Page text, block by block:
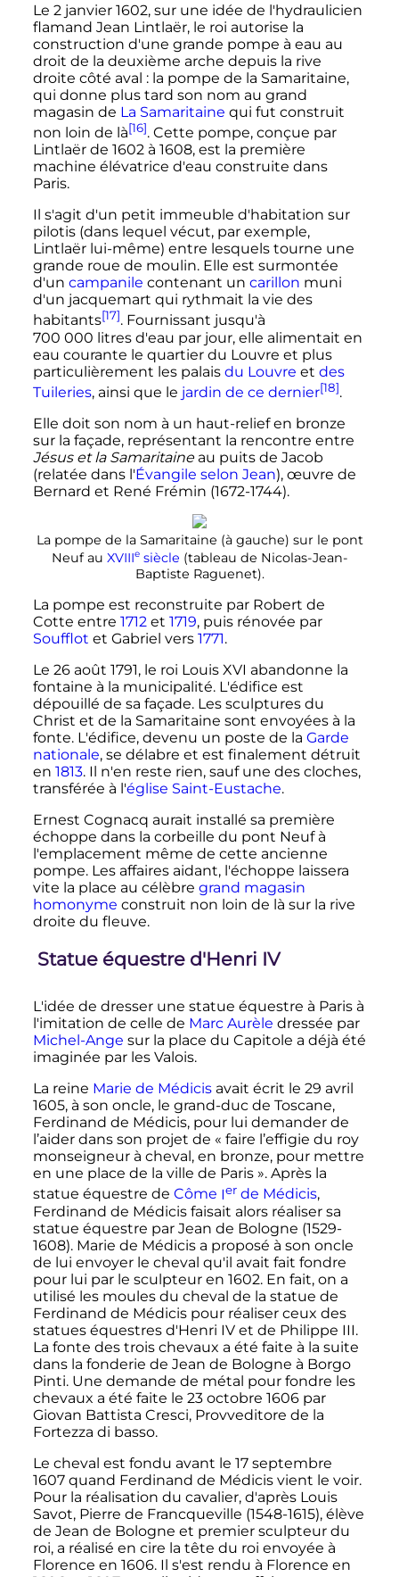
Le 2 janvier 1602, sur une idée de l'hydraulicien
flamand Jean Lintlaër, le roi autorise la
construction d'une grande pompe à eau au
droit de la deuxième arche depuis la rive
droite côté aval : la pompe de la Samaritaine,
qui donne plus tard son nom au grand
magasin de La Samaritaine qui fut construit
non loin de là[16]. Cette pompe, conçue par
Lintlaër de 1602 à 1608, est la première
machine élévatrice d'eau construite dans
Paris.
Il s'agit d'un petit immeuble d'habitation sur
pilotis (dans lequel vécut, par exemple,
Lintlaër lui-même) entre lesquels tourne une
grande roue de moulin. Elle est surmontée
d'un campanile contenant un carillon muni
d'un jacquemart qui rythmait la vie des
habitants[17]. Fournissant jusqu'à
700 000 litresd'eau par jour, elle alimentait en
eau courante le quartier du Louvre et plus
particulièrement les palais du Louvre et des
Tuileries, ainsi que le jardin de ce dernier[18].
Elle doit son nom à un haut-relief en bronze
sur la façade, représentant la rencontre entre
Jésus et la Samaritaineau puits de Jacob
(relatée dans l'Évangile selon Jean), œuvre de
Bernard et René Frémin (1672-1744).
La pompe de la Samaritaine (à gauche) sur le pont
Neuf au XVIIIesiècle (tableau de Nicolas-Jean-
Baptiste Raguenet).
La pompe est reconstruite par Robert de
Cotte entre 1712 et 1719, puis rénovée par
Soufflot et Gabriel vers 1771.
Le 26 août 1791, le roi Louis XVI abandonne la
fontaine à la municipalité. L'édifice est
dépouillé de sa façade. Les sculptures du
Christ et de la Samaritaine sont envoyées à la
fonte. L'édifice, devenu un poste de la Garde
nationale, se délabre et est finalement détruit
en 1813. Il n'en reste rien, sauf une des cloches,
transférée à l'église Saint-Eustache.
Ernest Cognacq aurait installé sa première
échoppe dans la corbeille du pont Neuf à
l'emplacement même de cette ancienne
pompe. Les affaires aidant, l'échoppe laissera
vite la place au célèbre grand magasin
homonyme construit non loin de là sur la rive
droite du fleuve.
Statue équestre d'Henri IV
L'idée de dresser une statue équestre à Paris à
l'imitation de celle de Marc Aurèle dressée par
Michel-Ange sur la place du Capitole a déjà été
imaginée par les Valois.
La reine Marie de Médicisavait écrit le 29 avril
1605, à son oncle, le grand-duc de Toscane,
Ferdinand de Médicis, pour lui demander de
l’aider dans son projet de « faire l’effigie du roy
monseigneur à cheval, en bronze, pour mettre
en une place de la ville de Paris ». Après la
statue équestre de Côme Ierde Médicis,
Ferdinand de Médicis faisait alors réaliser sa
statue équestre par Jean de Bologne (1529-
1608). Marie de Médicis a proposé à son oncle
de lui envoyer le cheval qu'il avait fait fondre
pour lui par le sculpteur en 1602. En fait, on a
utilisé les moules du cheval de la statue de
Ferdinand de Médicis pour réaliser ceux des
statues équestres d'Henri IV et de Philippe III.
La fonte des trois chevaux a été faite à la suite
dans la fonderie de Jean de Bologne à Borgo
Pinti. Une demande de métal pour fondre les
chevaux a été faite le 23 octobre 1606par
Giovan Battista Cresci, Provveditore de la
Fortezza di basso.
Le cheval est fondu avant le 17 septembre
1607quand Ferdinand de Médicis vient le voir.
Pour la réalisation du cavalier, d'après Louis
Savot, Pierre de Francqueville (1548-1615), élève
de Jean de Bologne et premier sculpteur du
roi, a réalisé en cire la tête du roi envoyée à
Florence en 1606. Il s'est rendu à Florence en